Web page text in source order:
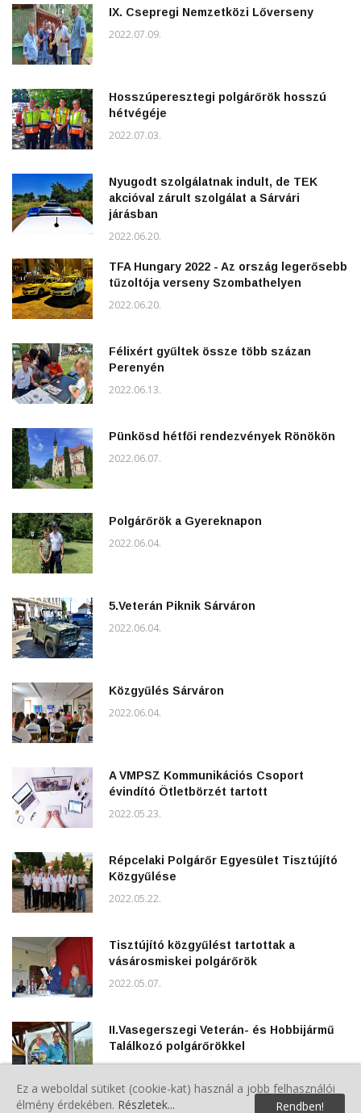
IX. Csepregi Nemzetközi Lőverseny
2022.07.09.
Hosszúperesztegi polgárőrök hosszú
hétvégéje
2022.07.03.
Nyugodt szolgálatnak indult, de TEK
akcióval zárult szolgálat a Sárvári
járásban
2022.06.20.
TFA Hungary 2022 - Az ország legerősebb
tűzoltója verseny Szombathelyen
2022.06.20.
Félixért gyűltek össze több százan
Perenyén
2022.06.13.
Pünkösd hétfői rendezvények Rönökön
2022.06.07.
Polgárőrök a Gyereknapon
2022.06.04.
5.Veterán Piknik Sárváron
2022.06.04.
Közgyűlés Sárváron
2022.06.04.
A VMPSZ Kommunikációs Csoport
évindító Ötletbörzét tartott
2022.05.23.
Répcelaki Polgárőr Egyesület Tisztújító
Közgyűlése
2022.05.22.
Tisztújító közgyűlést tartottak a
vásárosmiskei polgárőrök
2022.05.07.
II.Vasegerszegi Veterán- és Hobbijármű
Találkozó polgárőrökkel
Ez a weboldal sütiket (cookie-kat) használ a jobb felhasználói
élmény érdekében. Részletek... Rendben!